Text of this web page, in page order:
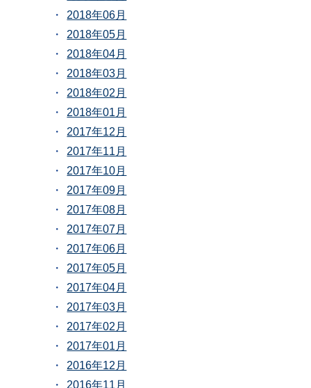
2018年06月
2018年05月
2018年04月
2018年03月
2018年02月
2018年01月
2017年12月
2017年11月
2017年10月
2017年09月
2017年08月
2017年07月
2017年06月
2017年05月
2017年04月
2017年03月
2017年02月
2017年01月
2016年12月
2016年11月